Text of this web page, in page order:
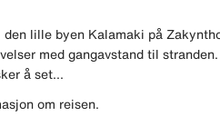
lille byen Kalamaki på
med gangavstand til
å set...
om reisen.